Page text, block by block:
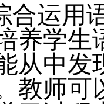
合运用
养学生
从中发
教师可